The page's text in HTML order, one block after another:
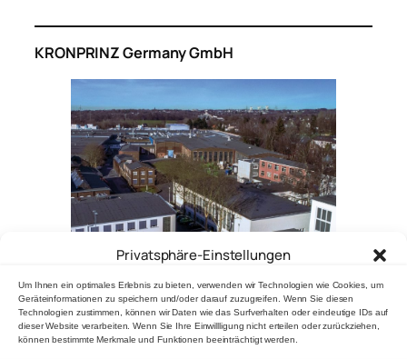
Privatsphäre-Einstellungen
Um Ihnen ein optimales Erlebnis zu bieten, verwenden wir Technologien wie Cookies, um
Geräteinformationen zu speichern und/oder darauf zuzugreifen. Wenn Sie diesen
Technologien zustimmen, können wir Daten wie das Surfverhalten oder eindeutige IDs auf
dieser Website verarbeiten. Wenn Sie Ihre Einwillligung nicht erteilen oder zurückziehen,
können bestimmte Merkmale und Funktionen beeinträchtigt werden.
KRONPRINZ Germany GmbH
42697 Solingen
Germany
Phone: +49 (0) 212 7011